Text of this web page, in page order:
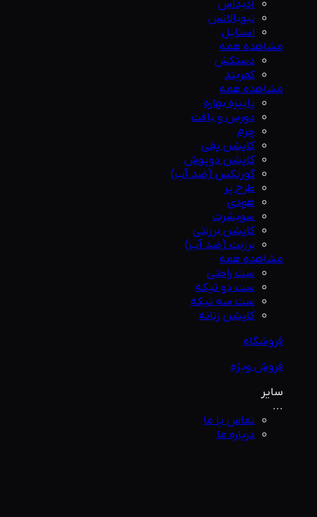
آدیداس
نیوبالانس
استایل
مشاهده همه
دستکش
کمربند
مشاهده همه
پاییزه بهاره
دورس و بافت
چرم
کاپشن پفی
کاپشن دوپوش
گورتکس (ضد آب)
طرح پر
هودی
سویشرت
کاپشن برزنتی
برزنت (ضد آب)
مشاهده همه
ست راحتی
ست دو تیکه
ست سه تیکه
کاپشن زنانه
فروشگاه
فروش ویژه
سایر
...
تماس با ما
درباره ما